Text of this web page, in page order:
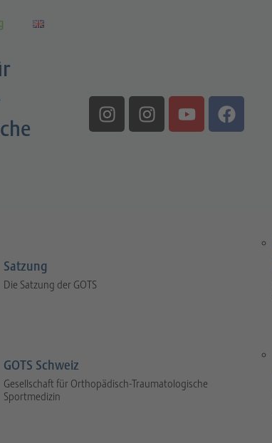
Satzung
Die Satzung der GOTS
GOTS Schweiz
Gesellschaft für Orthopädisch-Traumatologische
Sportmedizin